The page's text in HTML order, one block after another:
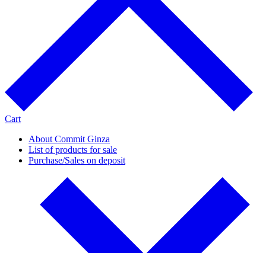
Cart
About Commit Ginza
List of products for sale
Purchase/Sales on deposit